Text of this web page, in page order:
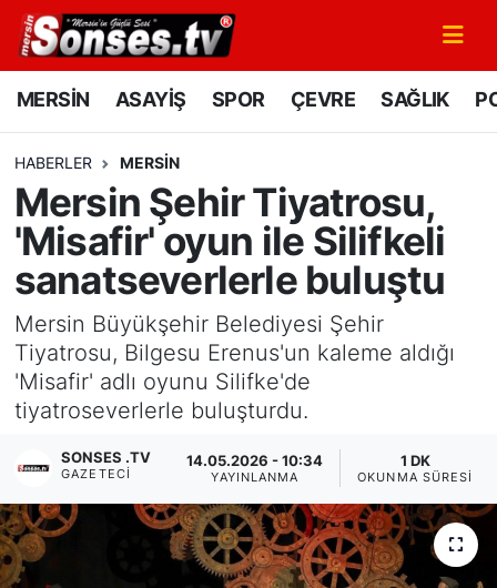
MERSİN ASAYİŞ SPOR ÇEVRE SAĞLIK
HABERLER MERSİN
Mersin Şehir Tiyatrosu,
'Misafir' oyun ile Silifkeli
sanatseverlerle buluştu
Mersin Büyükşehir Belediyesi Şehir
Tiyatrosu, Bilgesu Erenus'un kaleme aldığı
'Misafir' adlı oyunu Silifke'de
tiyatroseverlerle buluşturdu.
SONSES .TV
GAZETECI
14.05.2026 - 10:34
YAYINLANMA
1 DK
OKUNMA SÜRESI
MERSİN
SPOR
GÜNÜN MANŞETİ
DÜNYA
KÜLTÜR - SANAT
MAGAZİN
SAĞLIK
Siyaset
Mersin Nöbetçi Eczaneler
Mersin Namaz Vakitleri
Mersin Trafik Yoğunluk Haritası
Süper Lig Puan Durumu ve Fikstür
Tüm Manşetler
Son Dakika Haberleri
Haber Arşivi